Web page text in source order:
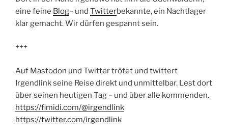
eine feine Blog– und Twitterbekannte, ein Nachtlager
klar gemacht. Wir dürfen gespannt sein.
+++
Auf Mastodon und Twitter trötet und twittert
Irgendlink seine Reise direkt und unmittelbar. Lest dort
über seinen heutigen Tag – und über alle kommenden.
https://fimidi.com/@irgendlink
https://twitter.com/irgendlink